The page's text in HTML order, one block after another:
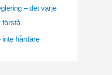
– det varje
förstå
inte hårdare